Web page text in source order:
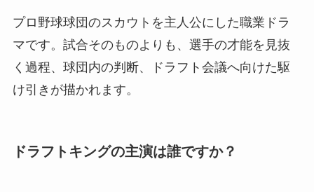
プロ野球球団のスカウトを主人公にした職業ドラ
マです。試合そのものよりも、選手の才能を見抜
く過程、球団内の判断、ドラフト会議へ向けた駆
け引きが描かれます。
ドラフトキングの主演は誰ですか？